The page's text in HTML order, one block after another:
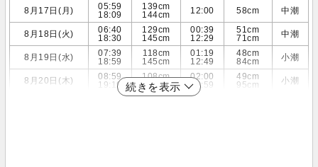
8月17日(月)
05:59
18:09
139cm
144cm
12:00 58cm 中潮
8月18日(火)
06:40
18:30
129cm
145cm
00:39
12:29
51cm
71cm
中潮
8月19日(水)
07:39
18:59
118cm
145cm
01:19
12:49
48cm
84cm
小潮
8月20日(木)
08:59
19:19
108cm
143cm
02:00
12:59
49cm
95cm
小潮
続きを表示